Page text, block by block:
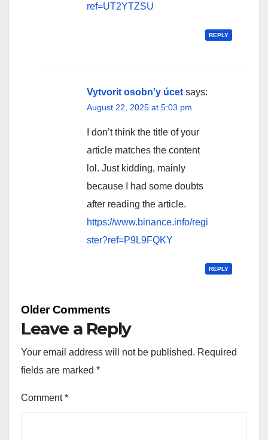
ref=UT2YTZSU
REPLY
Vytvorit osobn'y úcet says:
August 22, 2025 at 5:03 pm
I don’t think the title of your
article matches the content
lol. Just kidding, mainly
because I had some doubts
after reading the article.
https://www.binance.info/regi
ster?ref=P9L9FQKY
REPLY
Comment
Older Comments
Leave a Reply
Your email address will not be published. Required
fields are marked *
Comment*